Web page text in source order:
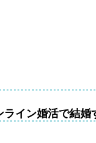
イン婚活で結婚